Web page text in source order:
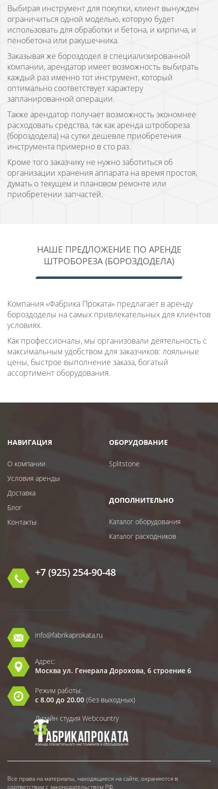
Выбирая инструмент для покупки, клиент вынужден
ограничиться одной моделью, которую будет
использовать для обработки и бетона, и кирпича, и
пенобетона или ракушечника.
Заказывая же бороздодел в специализированной
компании, арендатор имеет возможность выбирать
каждый раз именно тот инструмент, который
оптимально соответствует характеру
запланированной операции.
Также арендатор получает возможность экономнее
расходовать средства, так как аренда штробореза
(бороздодела) на сутки дешевле приобретения
инструмента примерно в сто раз.
Кроме того заказчику не нужно заботиться об
организации хранения аппарата на время простоя,
думать о текущем и плановом ремонте или
приобретении запчастей.
НАШЕ ПРЕДЛОЖЕНИЕ ПО АРЕНДЕ
ШТРОБОРЕЗА (БОРОЗДОДЕЛА)
Компания «Фабрика Проката» предлагает в аренду
бороздоделы на самых привлекательных для клиентов
условиях.
Как профессионалы, мы организовали деятельность с
максимальным удобством для заказчиков: лояльные
цены, быстрое выполнение заказа, богатый
ассортимент оборудования.
НАВИГАЦИЯ
О компании
Условия аренды
Доставка
Блог
Контакты
ОБОРУДОВАНИЕ
Splitstone
ДОПОЛНИТЕЛЬНО
Каталог оборудования
Каталог расходников
+7 (925) 254-90-48
info@fabrikaprokata.ru
Адрес:
Москва ул. Генерала Дорохова, 6 строение 6
Режим работы:
с 8.00 до 20.00 (без выходных)
Дизайн студия Webcountry
Все права на материалы, находящиеся на сайте, охраняются в
соответствии с законодательством РФ.